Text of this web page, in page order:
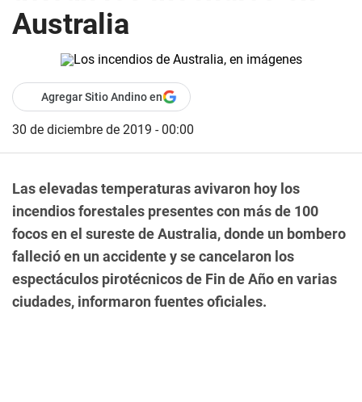
Australia
Agregar Sitio Andino en
30 de diciembre de 2019 - 00:00
Las elevadas temperaturas avivaron hoy los
incendios forestales presentes con más de 100
focos en el sureste de Australia, donde un bombero
falleció en un accidente y se cancelaron los
espectáculos pirotécnicos de Fin de Año en varias
ciudades, informaron fuentes oficiales.